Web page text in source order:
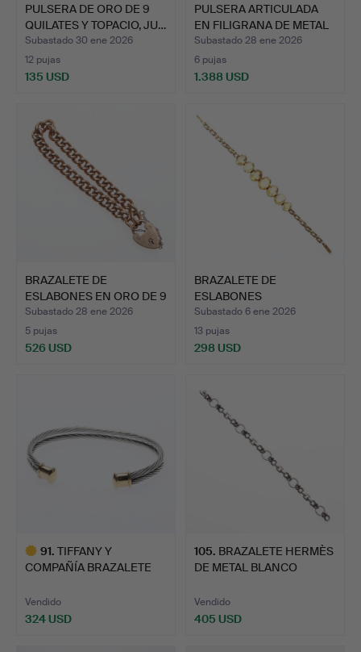
PULSERA DE ORO DE 9
QUILATES Y TOPACIO, JU…
Subastado 30 ene 2026
12 pujas
135 USD
PULSERA ARTICULADA
EN FILIGRANA DE METAL
A…
Subastado 28 ene 2026
6 pujas
1.388 USD
BRAZALETE DE
ESLABONES EN ORO DE 9
QUILATE…
Subastado 28 ene 2026
5 pujas
526 USD
BRAZALETE DE
ESLABONES
RECTANGULARES DE
OR…
Subastado 6 ene 2026
13 pujas
298 USD
91. TIFFANY Y
COMPAÑÍA BRAZALETE
Vendido
324 USD
105. BRAZALETE HERMÈS
DE METAL BLANCO
Vendido
405 USD